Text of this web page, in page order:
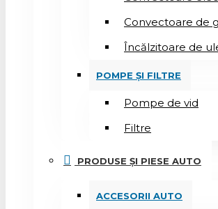
Convectoare de
Încălzitoare de
POMPE ȘI FILTRE
Pompe de vid
Filtre
PRODUSE ȘI PIESE AUTO
ACCESORII AUTO